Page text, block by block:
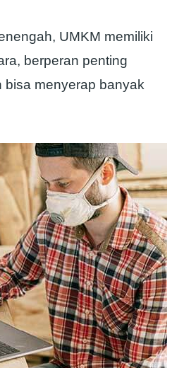
UMKM memiliki
berperan penting
bisa menyerap banyak